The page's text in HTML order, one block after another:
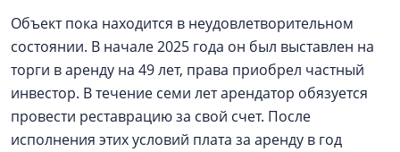
Объект пока находится в неудовлетворительном
состоянии. В начале 2025 года он был выставлен на
торги в аренду на 49 лет, права приобрел частный
инвестор. В течение семи лет арендатор обязуется
провести реставрацию за свой счет. После
исполнения этих условий плата за аренду в год